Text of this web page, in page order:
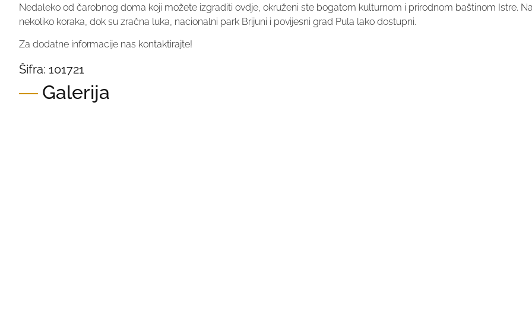
Nedaleko od čarobnog doma koji možete izgraditi ovdje, okruženi ste bogatom kulturnom i prirodnom baštinom Istre.
nekoliko koraka, dok su zračna luka, nacionalni park Brijuni i povijesni grad Pula lako dostupni.
Za dodatne informacije nas kontaktirajte!
Šifra: 101721
Galerija